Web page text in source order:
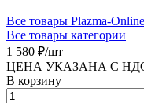
Все товары Plazma-Online
Все товары категории
1 580 ₽/шт
ЦЕНА УКАЗАНА С
В корзину